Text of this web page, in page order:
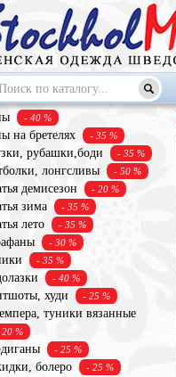
- 40 %
на бретелях - 35 %
рубашки,боди - 35 %
лонгсливы - 50 %
демисезон - 20 %
зима - 35 %
лето - 35 %
- 30 %
- 35 %
- 40 %
худи - 25 %
туники вязанные
%
- 25 %
болеро - 25 %